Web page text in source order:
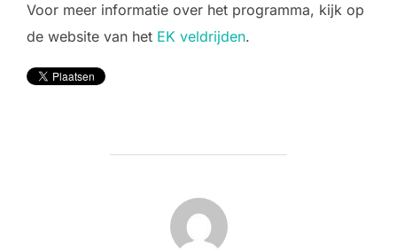
Voor meer informatie over het programma, kijk op
de website van het EK veldrijden.
BERICHTAUTEUR